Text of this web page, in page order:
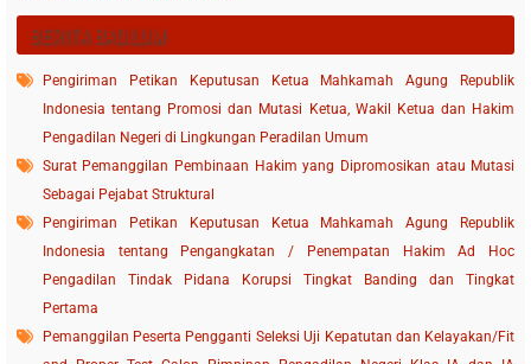
BERITA BADILUM
Pengiriman Petikan Keputusan Ketua Mahkamah Agung Republik
Indonesia tentang Promosi dan Mutasi Ketua, Wakil Ketua dan Hakim
Pengadilan Negeri di Lingkungan Peradilan Umum
Surat Pemanggilan Pembinaan Hakim yang Dipromosikan atau Mutasi
Sebagai Pejabat Struktural
Pengiriman Petikan Keputusan Ketua Mahkamah Agung Republik
Indonesia tentang Pengangkatan / Penempatan Hakim Ad Hoc
Pengadilan Tindak Pidana Korupsi Tingkat Banding dan Tingkat
Pertama
Pemanggilan Peserta Pengganti Seleksi Uji Kepatutan dan Kelayakan/Fit